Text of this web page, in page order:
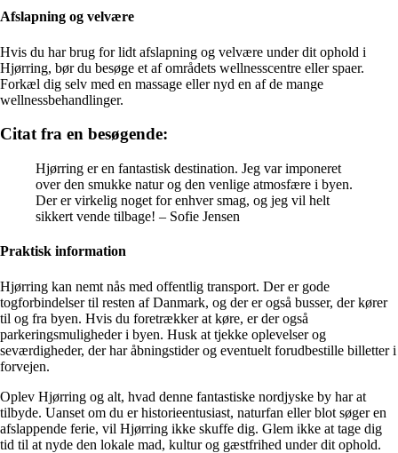
Afslapning og velvære
Hvis du har brug for lidt afslapning og velvære under dit ophold i
Hjørring, bør du besøge et af områdets wellnesscentre eller spaer.
Forkæl dig selv med en massage eller nyd en af de mange
wellnessbehandlinger.
Citat fra en besøgende:
Hjørring er en fantastisk destination. Jeg var imponeret
over den smukke natur og den venlige atmosfære i byen.
Der er virkelig noget for enhver smag, og jeg vil helt
sikkert vende tilbage! – Sofie Jensen
Praktisk information
Hjørring kan nemt nås med offentlig transport. Der er gode
togforbindelser til resten af Danmark, og der er også busser, der kører
til og fra byen. Hvis du foretrækker at køre, er der også
parkeringsmuligheder i byen. Husk at tjekke oplevelser og
seværdigheder, der har åbningstider og eventuelt forudbestille billetter i
forvejen.
Oplev Hjørring og alt, hvad denne fantastiske nordjyske by har at
tilbyde. Uanset om du er historieentusiast, naturfan eller blot søger en
afslappende ferie, vil Hjørring ikke skuffe dig. Glem ikke at tage dig
tid til at nyde den lokale mad, kultur og gæstfrihed under dit ophold.